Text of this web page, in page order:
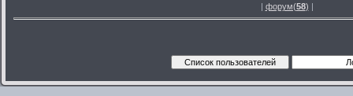
| форум(58) |